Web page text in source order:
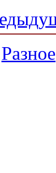
Разное